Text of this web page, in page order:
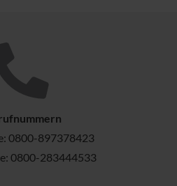
0800-897378423
0800-283444533